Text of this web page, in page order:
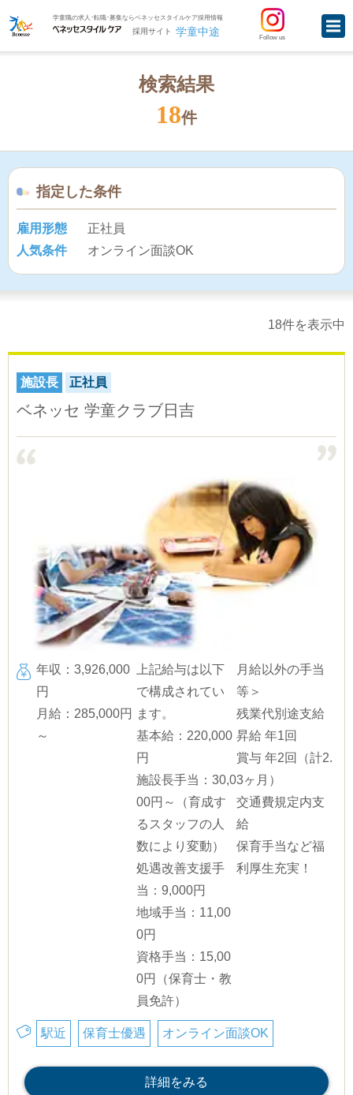
学童職の求人･転職･募集ならベネッセスタイルケア採用情報
採用サイト 学童中途 Follow us
検索結果
18件
指定した条件
雇用形態
正社員
人気条件
オンライン面談OK
18件を表示中
施設長 正社員
ベネッセ 学童クラブ日吉
年収：3,926,000
円
月給：285,000円
～
上記給与は以下
で構成されてい
ます。
基本給：220,000
円
施設長手当：30,0
00円～（育成す
るスタッフの人
数により変動）
処遇改善支援手
当：9,000円
地域手当：11,00
0円
資格手当：15,00
0円（保育士・教
員免許）
月給以外の手当
等＞
残業代別途支給
昇給 年1回
賞与 年2回（計2.
3ヶ月）
交通費規定内支
給
保育手当など福
利厚生充実！
駅近 保育士優遇 オンライン面談OK
詳細をみる